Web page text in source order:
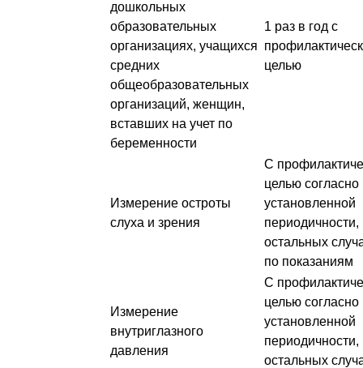
дошкольных
образовательных
организациях, учащихся
средних
общеобразовательных
организаций, женщин,
вставших на учет по
беременности
1 раз в год с
целью
Измерение остроты
слуха и зрения
С
целью согласно
установленной
периодичности,
остальных
по показаниям
Измерение
внутриглазного
давления
С
целью согласно
установленной
периодичности,
остальных